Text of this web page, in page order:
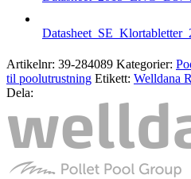
Artikelnr: 39-284089 Kategorier:
til poolutrustning Etikett: Welldana
Dela: